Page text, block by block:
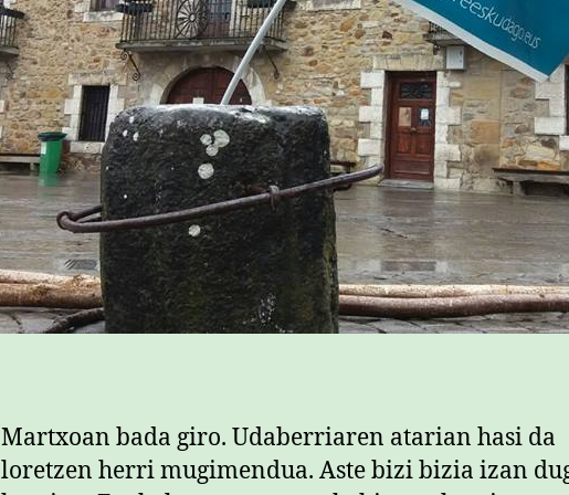
Martxoan bada giro. Udaberriaren atarian hasi da
loretzen herri mugimendua. Aste bizi bizia izan